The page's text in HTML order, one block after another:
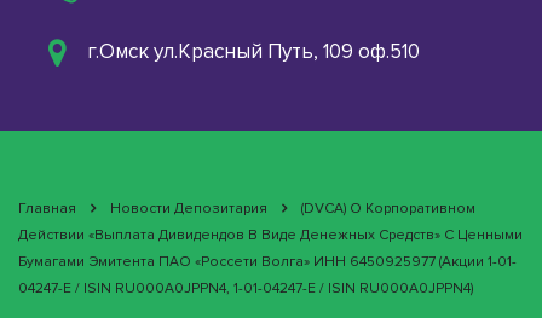
г.Омск ул.Красный Путь, 109 оф.510
Главная Новости Депозитария
(DVCA) О Корпоративном
Действии «Выплата Дивидендов В Виде Денежных Средств» С Ценными
Бумагами Эмитента ПАО «Россети Волга» ИНН 6450925977 (акции 1-01-
04247-E / ISIN RU000A0JPPN4, 1-01-04247-E / ISIN RU000A0JPPN4)